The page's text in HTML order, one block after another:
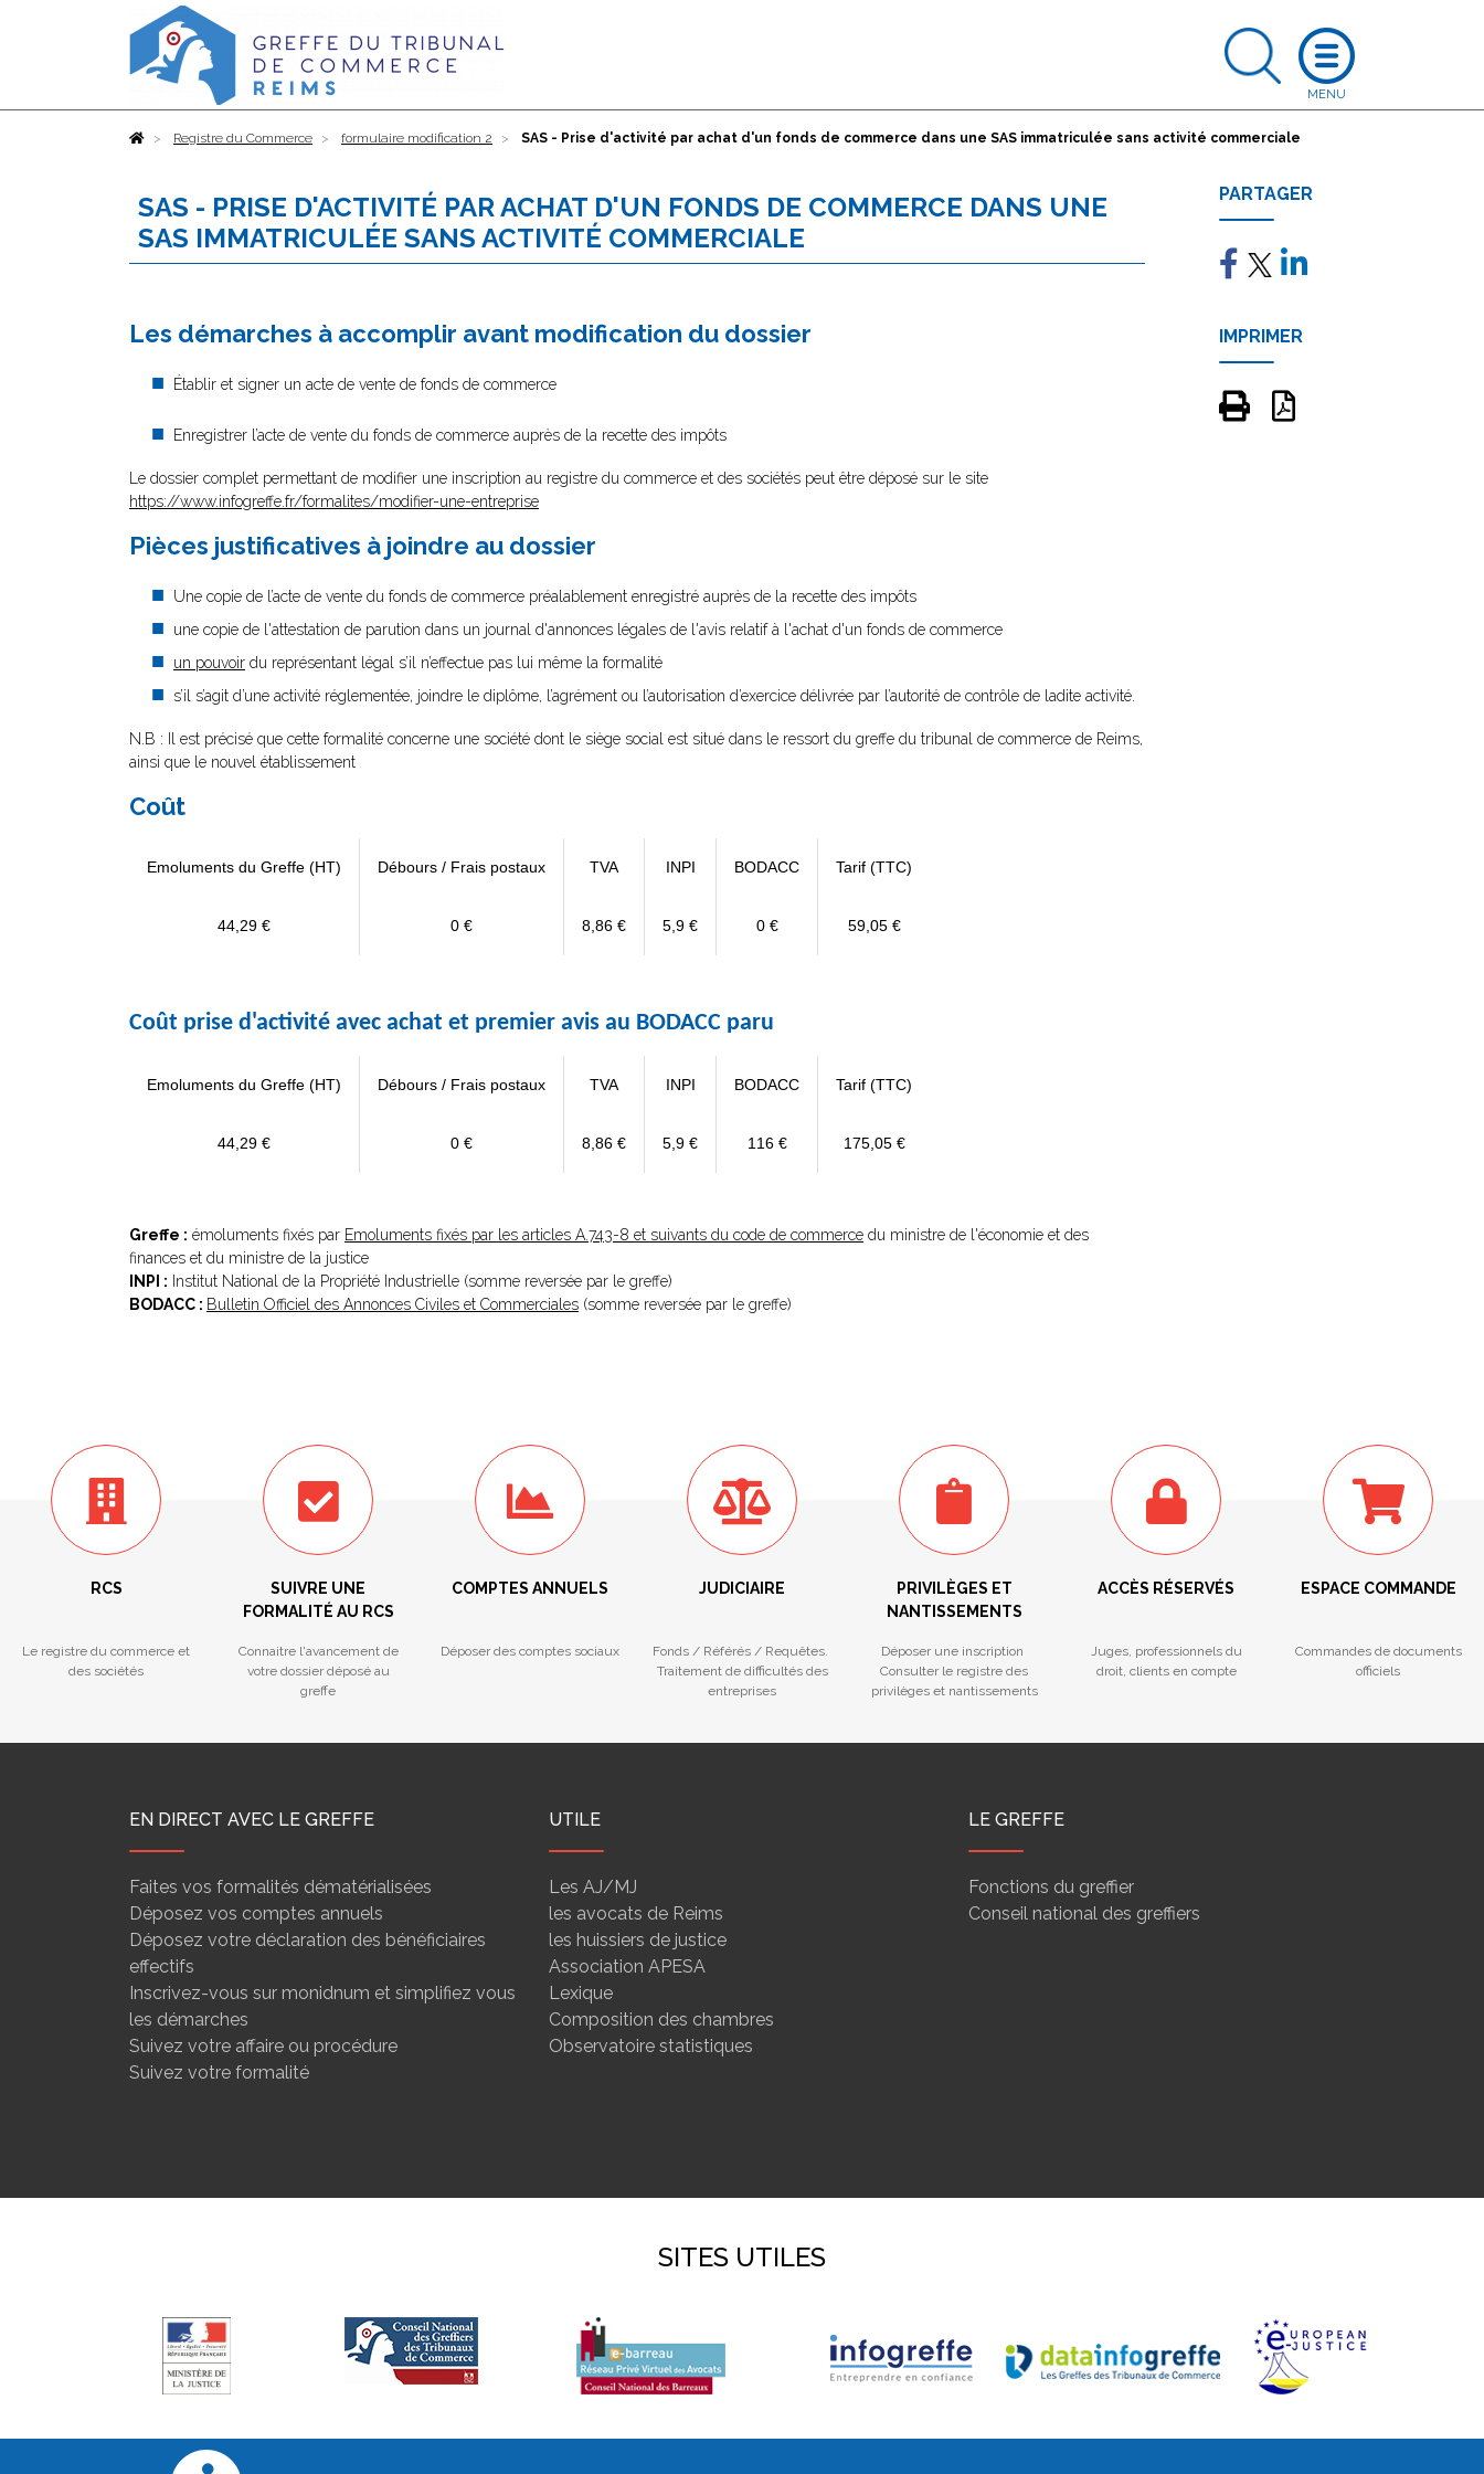
AccueilRegistre du Commerce formulaire modification 2 SAS - Prise d'activité par achat d'un fonds de commerce dans une SAS immatriculée sans activité commerciale
SAS - PRISE D'ACTIVITÉ PAR ACHAT D'UN FONDS DE COMMERCE DANS UNE
SAS IMMATRICULÉE SANS ACTIVITÉ COMMERCIALE
Les démarches à accomplir avant modification du dossier
Établir et signer un acte de vente de fonds de commerce
Enregistrer l’acte de vente du fonds de commerce auprès de la recette des impôts
Le dossier complet permettant de modifier une inscription au registre du commerce et des sociétés peut être déposé sur le site
https://www.infogreffe.fr/formalites/modifier-une-entreprise
Pièces justificatives à joindre au dossier
Une copie de l’acte de vente du fonds de commerce préalablement enregistré auprès de la recette des impôts
une copie de l'attestation de parution dans un journal d'annonces légales de l'avis relatif à l'achat d'un fonds de commerce
un pouvoir du représentant légal s’il n’effectue pas lui même la formalité
s’il s’agit d’une activité réglementée, joindre le diplôme, l’agrément ou l’autorisation d’exercice délivrée par l’autorité de contrôle de ladite activité.
N.B : Il est précisé que cette formalité concerne une société dont le siège social est situé dans le ressort du greffe du tribunal de commerce de Reims,
ainsi que le nouvel établissement
Coût
Emoluments du Greffe (HT) Débours / Frais postaux TVA INPI BODACC Tarif (TTC)
44,29 € 0 € 8,86 € 5,9 € 0 € 59,05 €
Coût prise d'activité avec achat et premier avis au BODACC paru
Emoluments du Greffe (HT) Débours / Frais postaux TVA INPI BODACC Tarif (TTC)
44,29 € 0 € 8,86 € 5,9 € 116 € 175,05 €
Greffe : émoluments fixés par Emoluments fixés par les articles A.743-8 et suivants du code de commerce du ministre de l'économie et des
finances et du ministre de la justice
INPI : Institut National de la Propriété Industrielle (somme reversée par le greffe)
BODACC : Bulletin Officiel des Annonces Civiles et Commerciales (somme reversée par le greffe)
PARTAGER
IMPRIMER
RCS
Le registre du commerce et
des sociétés
SUIVRE UNE
FORMALITÉ AU RCS
Connaitre l'avancement de
votre dossier déposé au
greffe
COMPTES ANNUELS
Déposer des comptes sociaux
JUDICIAIRE
Fonds / Référés / Requêtes.
Traitement de difficultés des
entreprises
PRIVILÈGES ET
NANTISSEMENTS
Déposer une inscription
Consulter le registre des
privilèges et nantissements
ACCÈS RÉSERVÉS
Juges, professionnels du
droit, clients en compte
ESPACE COMMANDE
Commandes de documents
officiels
EN DIRECT AVEC LE GREFFE
Faites vos formalités dématérialisées
Déposez vos comptes annuels
Déposez votre déclaration des bénéficiaires
effectifs
Inscrivez-vous sur monidnum et simplifiez vous
les démarches
Suivez votre affaire ou procédure
Suivez votre formalité
UTILE
Les AJ/MJ
les avocats de Reims
les huissiers de justice
Association APESA
Lexique
Composition des chambres
Observatoire statistiques
LE GREFFE
Fonctions du greffier
Conseil national des greffiers
SITES UTILES